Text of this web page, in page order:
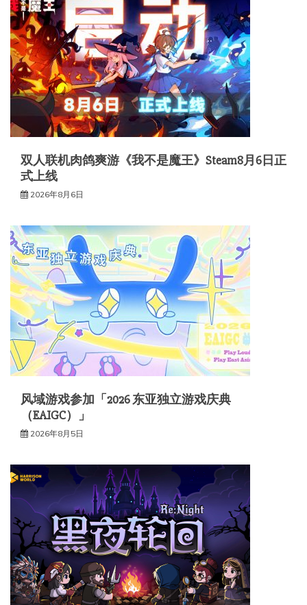
双人联机肉鸽爽游《我不是魔王》Steam8月6日正
式上线
2026年8月6日
风域游戏参加「2026 东亚独立游戏庆典
（EAIGC）」
2026年8月5日